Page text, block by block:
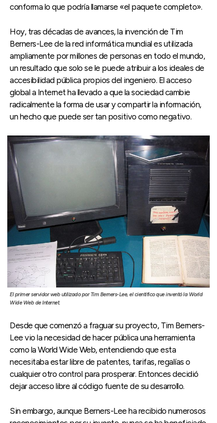
conforma lo que podría llamarse «el paquete completo».
Hoy, tras décadas de avances, la invención de Tim
Berners-Lee de la red informática mundial es utilizada
ampliamente por millones de personas en todo el mundo,
un resultado que solo se le puede atribuir a los ideales de
accesibilidad pública propios del ingeniero. El acceso
global a Internet ha llevado a que la sociedad cambie
radicalmente la forma de usar y compartir la información,
un hecho que puede ser tan positivo como negativo.
El primer servidor web utilizado por Tim Berners-Lee, el científico que inventó la World
Wide Web de Internet.
Desde que comenzó a fraguar su proyecto, Tim Berners-
Lee vio la necesidad de hacer pública una herramienta
como la World Wide Web, entendiendo que esta
necesitaba estar libre de patentes, tarifas, regalías o
cualquier otro control para prosperar. Entonces decidió
dejar acceso libre al código fuente de su desarrollo.
Sin embargo, aunque Berners-Lee ha recibido numerosos